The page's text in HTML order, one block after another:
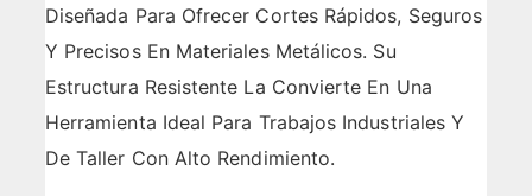
Diseñada Para Ofrecer Cortes Rápidos, Seguros
Y Precisos En Materiales Metálicos. Su
Estructura Resistente La Convierte En Una
Herramienta Ideal Para Trabajos Industriales Y
De Taller Con Alto Rendimiento.